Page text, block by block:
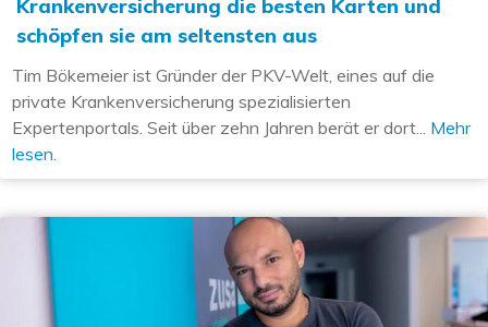
Krankenversicherung die besten Karten und
schöpfen sie am seltensten aus
Tim Bökemeier ist Gründer der PKV-Welt, eines auf die
private Krankenversicherung spezialisierten
Expertenportals. Seit über zehn Jahren berät er dort... Mehr
lesen.